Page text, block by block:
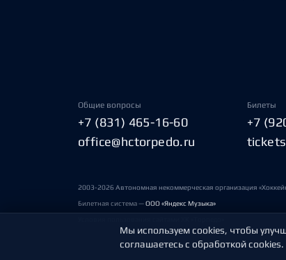
Общие вопросы
+7 (831) 465-16-60
office@hctorpedo.ru
Билеты
+7
2003-2026 Автономная некоммерческая организация
Билетная система —ООО «Яндекс Музыка»
Мы используем cookies, чтобы
соглашаетесь с обработкой cookies.